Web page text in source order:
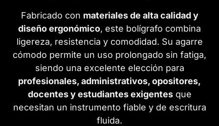
Fabricado con materiales de alta calidad y
diseño ergonómico, este bolígrafo combina
ligereza, resistencia y comodidad. Su agarre
cómodo permite un uso prolongado sin fatiga,
siendo una excelente elección para
profesionales, administrativos, opositores,
docentes y estudiantes exigentesque
necesitan un instrumento fiable y de escritura
fluida.